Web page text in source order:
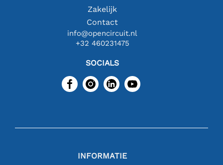
Zakelijk
Contact
info@opencircuit.nl
+32 460231475
SOCIALS
INFORMATIE